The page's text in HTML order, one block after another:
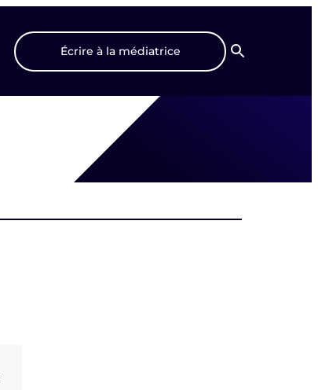
Écrire à la médiatrice
Recherche